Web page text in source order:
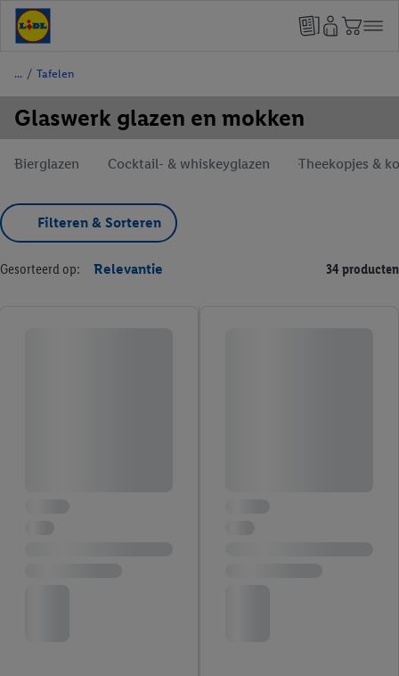
/ Tafelen
Glaswerk glazen en mokken
Bierglazen Cocktail- & whiskeyglazen Theekopjes &
Filteren & Sorteren
Gesorteerd op: Relevantie 34 producten